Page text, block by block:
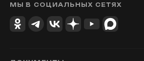
МЫ В СОЦИАЛЬНЫХ СЕТЯХ